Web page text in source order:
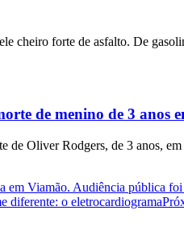
cheiro forte de asfalto. De
de menino de 3 anos
Oliver Rodgers, de 3 anos,
Viamão. Audiência pública foi
diferente: o eletrocardiograma